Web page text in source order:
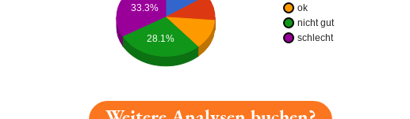
ok
nicht gut
schlecht
33.3%
28.1%